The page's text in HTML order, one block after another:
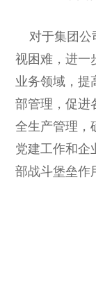
对于集团公
视困难，进一
业务领域，提
部管理，促进
全生产管理，
党建工作和企
部战斗堡垒作